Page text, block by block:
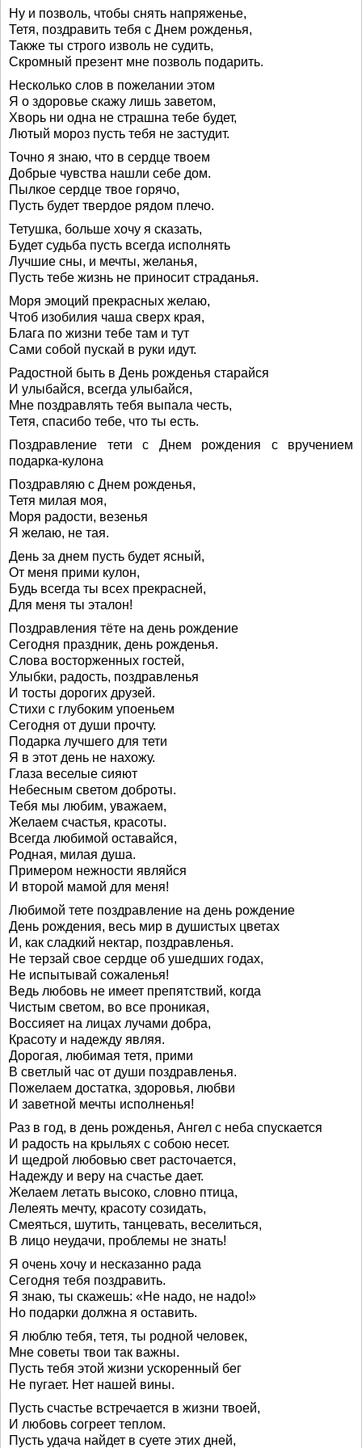
Ну и позволь, чтобы снять напряженье,
Тетя, поздравить тебя с Днем рожденья,
Также ты строго изволь не судить,
Скромный презент мне позволь подарить.
Несколько слов в пожелании этом
Я о здоровье скажу лишь заветом,
Хворь ни одна не страшна тебе будет,
Лютый мороз пусть тебя не застудит.
Точно я знаю, что в сердце твоем
Добрые чувства нашли себе дом.
Пылкое сердце твое горячо,
Пусть будет твердое рядом плечо.
Тетушка, больше хочу я сказать,
Будет судьба пусть всегда исполнять
Лучшие сны, и мечты, желанья,
Пусть тебе жизнь не приносит страданья.
Моря эмоций прекрасных желаю,
Чтоб изобилия чаша сверх края,
Блага по жизни тебе там и тут
Сами собой пускай в руки идут.
Радостной быть в День рожденья старайся
И улыбайся, всегда улыбайся,
Мне поздравлять тебя выпала честь,
Тетя, спасибо тебе, что ты есть.
Поздравление тети с Днем рождения с вручением
подарка-кулона
Поздравляю с Днем рожденья,
Тетя милая моя,
Моря радости, везенья
Я желаю, не тая.
День за днем пусть будет ясный,
От меня прими кулон,
Будь всегда ты всех прекрасней,
Для меня ты эталон!
Поздравления тёте на день рождение
Сегодня праздник, день рожденья.
Слова восторженных гостей,
Улыбки, радость, поздравленья
И тосты дорогих друзей.
Стихи с глубоким упоеньем
Сегодня от души прочту.
Подарка лучшего для тети
Я в этот день не нахожу.
Глаза веселые сияют
Небесным светом доброты.
Тебя мы любим, уважаем,
Желаем счастья, красоты.
Всегда любимой оставайся,
Родная, милая душа.
Примером нежности являйся
И второй мамой для меня!
Любимой тете поздравление на день рождение
День рождения, весь мир в душистых цветах
И, как сладкий нектар, поздравленья.
Не терзай свое сердце об ушедших годах,
Не испытывай сожаленья!
Ведь любовь не имеет препятствий, когда
Чистым светом, во все проникая,
Воссияет на лицах лучами добра,
Красоту и надежду являя.
Дорогая, любимая тетя, прими
В светлый час от души поздравленья.
Пожелаем достатка, здоровья, любви
И заветной мечты исполненья!
Раз в год, в день рожденья, Ангел с неба спускается
И радость на крыльях с собою несет.
И щедрой любовью свет расточается,
Надежду и веру на счастье дает.
Желаем летать высоко, словно птица,
Лелеять мечту, красоту созидать,
Смеяться, шутить, танцевать, веселиться,
В лицо неудачи, проблемы не знать!
Я очень хочу и несказанно рада
Сегодня тебя поздравить.
Я знаю, ты скажешь: «Не надо, не надо!»
Но подарки должна я оставить.
Я люблю тебя, тетя, ты родной человек,
Мне советы твои так важны.
Пусть тебя этой жизни ускоренный бег
Не пугает. Нет нашей вины.
Пусть счастье встречается в жизни твоей,
И любовь согреет теплом.
Пусть удача найдет в суете этих дней,